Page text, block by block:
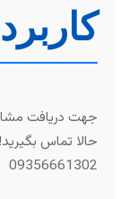
جهت دریافت
حالا تماس بگیرید!
09356661302